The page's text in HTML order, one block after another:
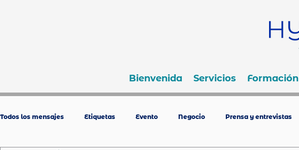
Bienvenida Servicios Formación
Todos los mensajes Etiquetas Evento Negocio Prensa y entrevistas